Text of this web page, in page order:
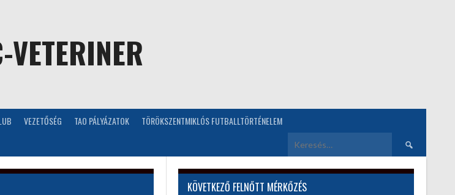
VEZETŐSÉG TAO PÁLYÁZATOK TÖRÖKSZENTMIKLÓS FUTBALLTÖRTÉNELEM
Keresés:
KÖVETKEZŐ FELNŐTT MÉRKŐZÉS